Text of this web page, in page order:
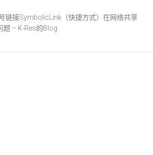
链接SymbolicLink（快捷方式）在网络共享
题 – K-Res的Blog